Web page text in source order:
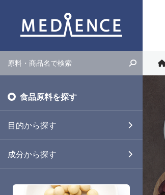
食品原料を探す
目的から探す
成分から探す